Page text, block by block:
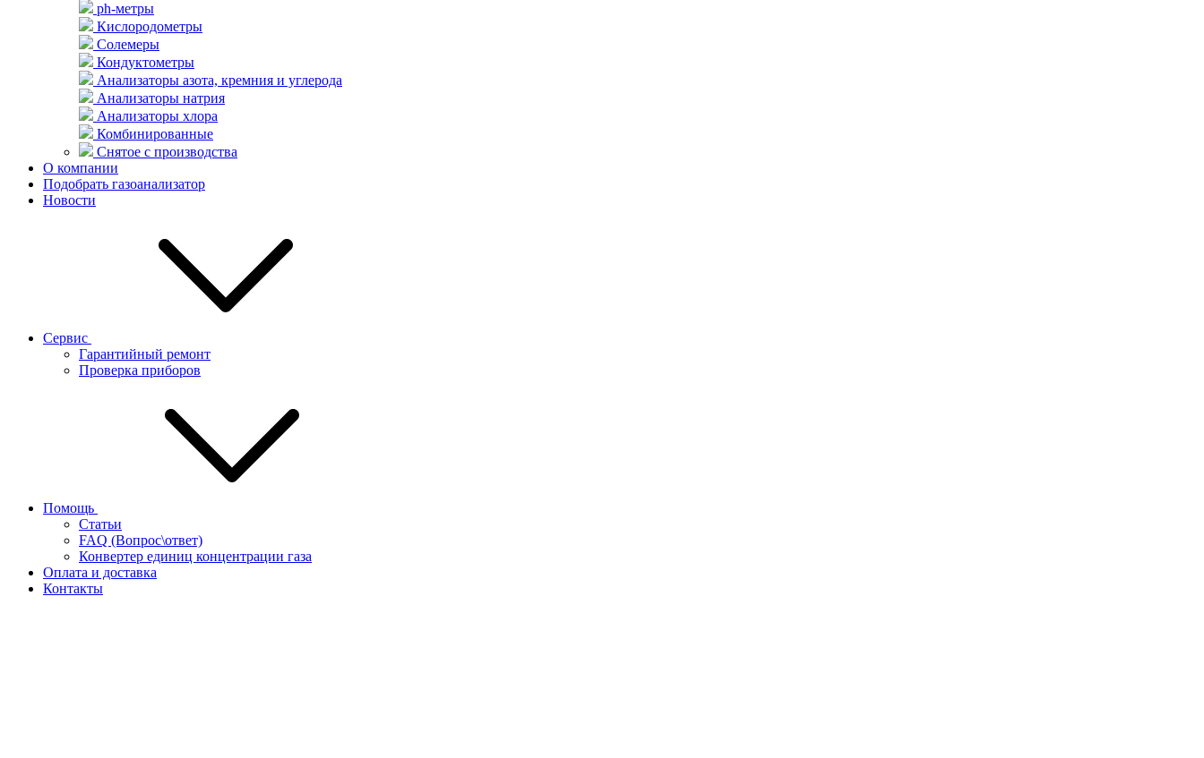
ph-метры
Кислородометры
Солемеры
Кондуктометры
Анализаторы азота, кремния и углерода
Анализаторы натрия
Анализаторы хлора
Комбинированные
Снятое с производства
О компании
Подобрать газоанализатор
Новости
Сервис
Гарантийный ремонт
Проверка приборов
Помощь
Статьи
FAQ (Вопрос\ответ)
Конвертер единиц концентрации газа
Оплата и доставка
Контакты